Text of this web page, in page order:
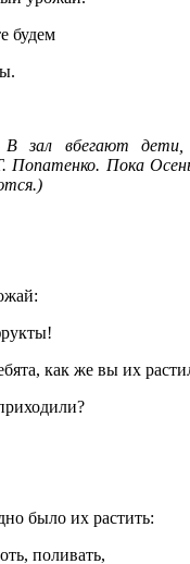
будем
В зал вбегают дети,
Попатенко. Пока
как же вы их
было их растить:
поливать,